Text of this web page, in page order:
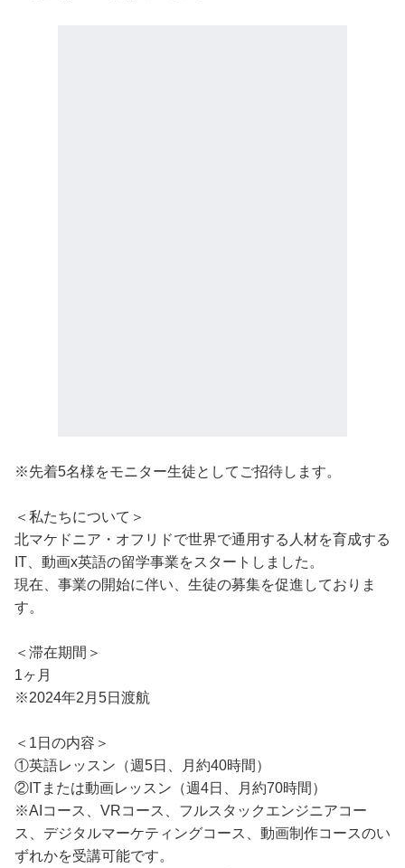
※先着5名様をモニター生徒としてご招待します。
＜私たちについて＞
北マケドニア・オフリドで世界で通用する人材を育成する
IT、動画x英語の留学事業をスタートしました。
現在、事業の開始に伴い、生徒の募集を促進しておりま
す。
＜滞在期間＞
1ヶ月
※2024年2月5日渡航
＜1日の内容＞
①英語レッスン（週5日、月約40時間）
②ITまたは動画レッスン（週4日、月約70時間）
※AIコース、VRコース、フルスタックエンジニアコー
ス、デジタルマーケティングコース、動画制作コースのい
ずれかを受講可能です。